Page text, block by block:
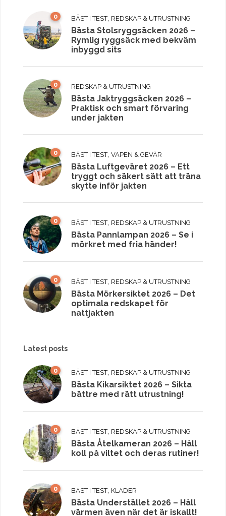
0 BÄST I TEST, REDSKAP & UTRUSTNING
Bästa Stolsryggsäcken 2026 –
Rymlig ryggsäck med bekväm
inbyggd sits
0 REDSKAP & UTRUSTNING
Bästa Jaktryggsäcken 2026 –
Praktisk och smart förvaring
under jakten
0 BÄST I TEST, VAPEN & GEVÄR
Bästa Luftgeväret 2026 – Ett
tryggt och säkert sätt att träna
skytte inför jakten
0 BÄST I TEST, REDSKAP & UTRUSTNING
Bästa Pannlampan 2026 – Se i
mörkret med fria händer!
0 BÄST I TEST, REDSKAP & UTRUSTNING
Bästa Mörkersiktet 2026 – Det
optimala redskapet för
nattjakten
Latest posts
0 BÄST I TEST, REDSKAP & UTRUSTNING
Bästa Kikarsiktet 2026 – Sikta
bättre med rätt utrustning!
0 BÄST I TEST, REDSKAP & UTRUSTNING
Bästa Åtelkameran 2026 – Håll
koll på viltet och deras rutiner!
0 BÄST I TEST, KLÄDER
Bästa Understället 2026 – Håll
värmen även när det är iskallt!